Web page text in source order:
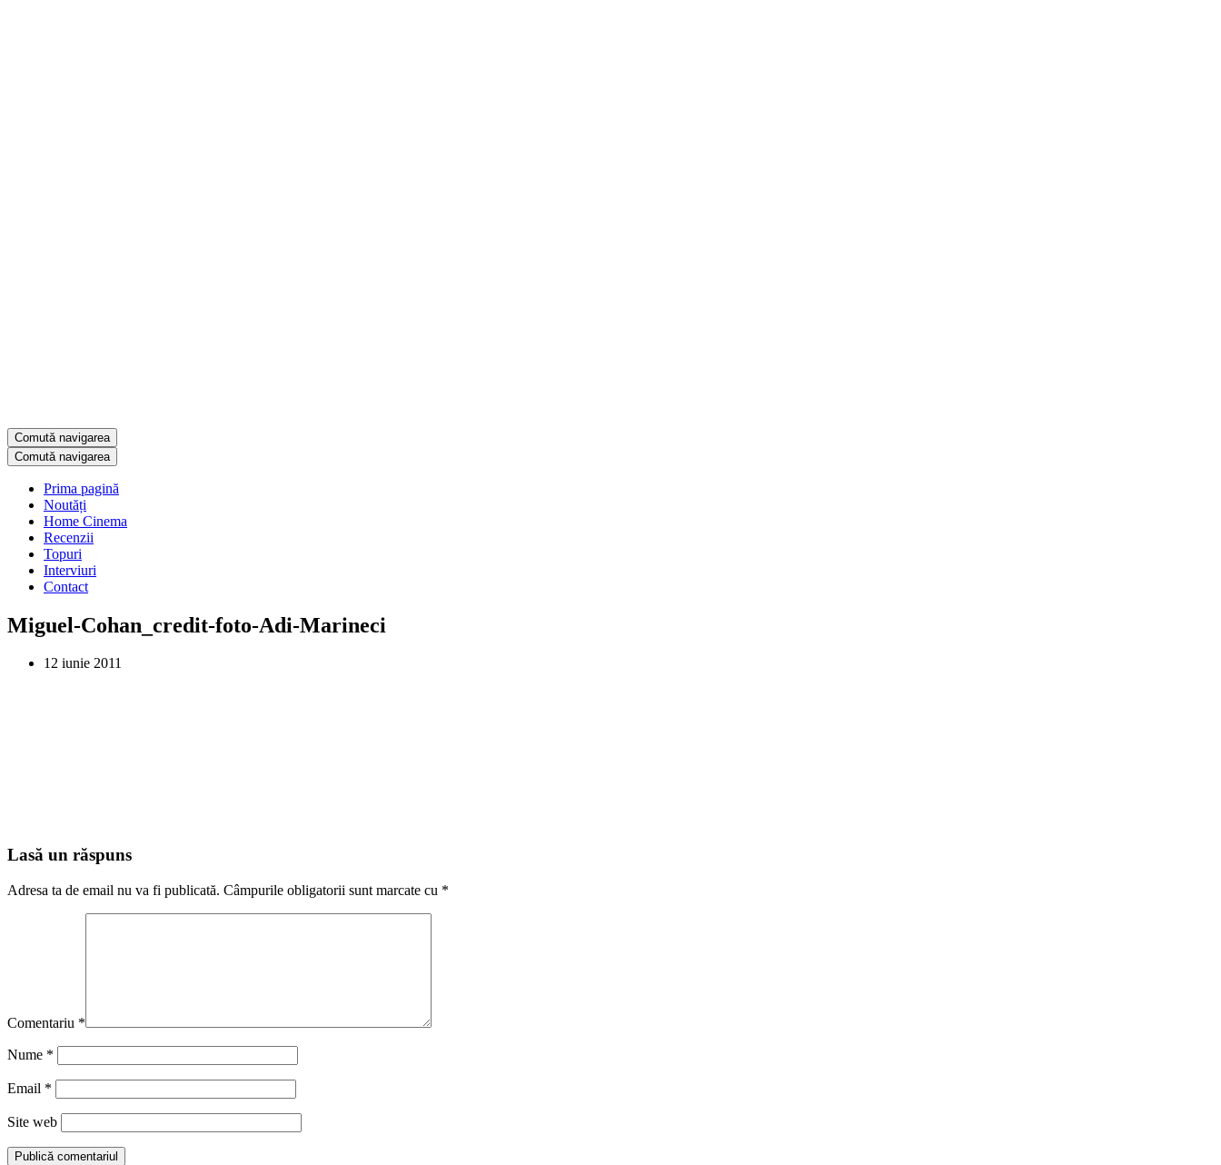
Comută navigarea
Comută navigarea
Prima pagină
Noutăți
Home Cinema
Recenzii
Topuri
Interviuri
Contact
Miguel-Cohan_credit-foto-Adi-Marineci
12 iunie 2011
Lasă un răspuns
Adresa ta de email nu va fi publicată. Câmpurile obligatorii sunt marcate cu *
Comentariu *
Nume *
Email *
Site web